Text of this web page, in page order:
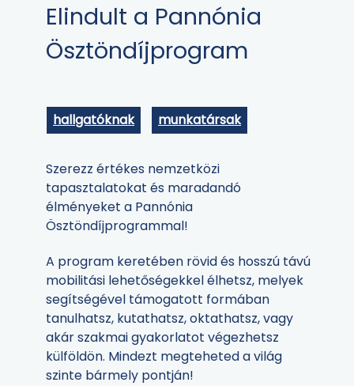
Elindult a Pannónia
Ösztöndíjprogram
hallgatóknak munkatársak
Szerezz értékes nemzetközi
tapasztalatokat és maradandó
élményeket a Pannónia
Ösztöndíjprogrammal!
A program keretében rövid és hosszú távú
mobilitási lehetőségekkel élhetsz, melyek
segítségével támogatott formában
tanulhatsz, kutathatsz, oktathatsz, vagy
akár szakmai gyakorlatot végezhetsz
külföldön. Mindezt megteheted a világ
szinte bármely pontján!